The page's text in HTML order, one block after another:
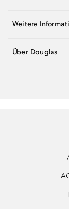
Weitere
Über Douglas